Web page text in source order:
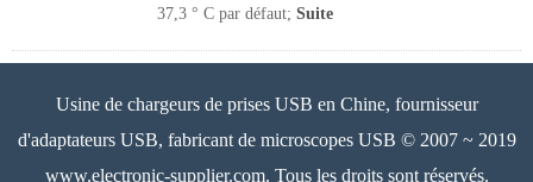
37,3 ° C par défaut; Suite
Usine de chargeurs de prises USB en Chine, fournisseur
d'adaptateurs USB, fabricant de microscopes USB © 2007 ~ 2019
www.electronic-supplier.com. Tous les droits sont réservés.